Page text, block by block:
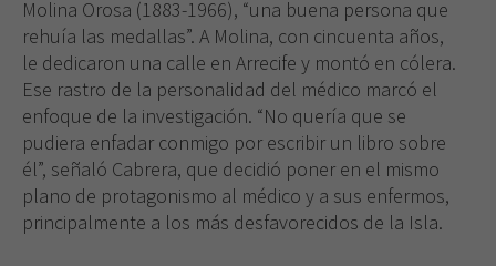
Molina Orosa (1883-1966), “una buena persona que
rehuía las medallas”. A Molina, con cincuenta años,
le dedicaron una calle en Arrecife y montó en cólera.
Ese rastro de la personalidad del médico marcó el
enfoque de la investigación. “No quería que se
pudiera enfadar conmigo por escribir un libro sobre
él”, señaló Cabrera, que decidió poner en el mismo
plano de protagonismo al médico y a sus enfermos,
principalmente a los más desfavorecidos de la Isla.